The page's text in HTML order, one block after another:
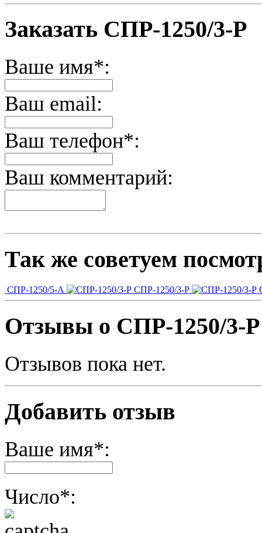
Заказать СПР-1250/3-Р
Ваше имя*:
Ваш email:
Ваш телефон*:
Ваш комментарий:
Так же советуем
СПР-1250/5-А СПР-1250/3-Р
Отзывы о СПР-1250/3-Р
Отзывов пока нет.
Добавить отзыв
Ваше имя*:
Число*: